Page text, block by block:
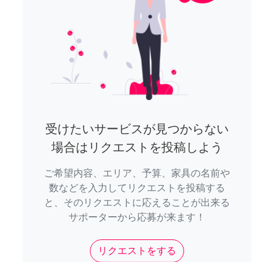
受けたいサービスが見つからない
場合はリクエストを投稿しよう
ご希望内容、エリア、予算、家具の名前や
数などを入力してリクエストを投稿する
と、そのリクエストに応えることが出来る
サポーターから応募が来ます！
リクエストをする